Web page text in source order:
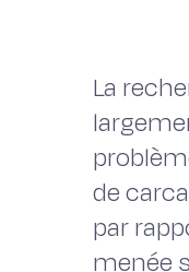
La
de
par
menée